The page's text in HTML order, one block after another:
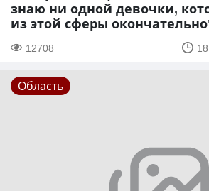
знаю ни одной девочки,
из этой сферы
12708
Область